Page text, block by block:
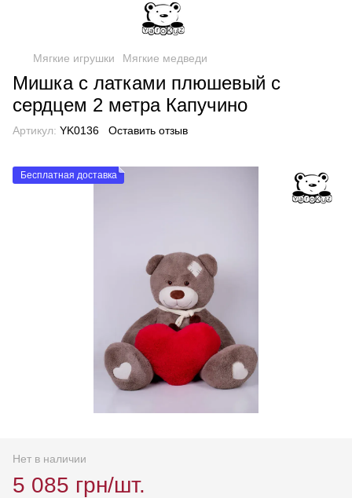
Мягкие игрушки Мягкие медведи
Мишка с латками плюшевый с
сердцем 2 метра Капучино
Артикул: YK0136 Оставить отзыв
Бесплатная доставка
Нет в наличии
5 085 грн/шт.